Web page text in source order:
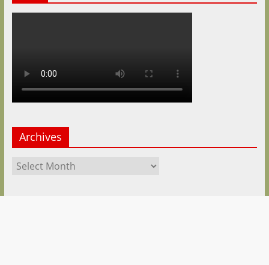
Archives
Archives